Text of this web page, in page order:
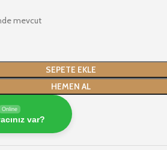
mevcut
SEPETE EKLE
HEMEN AL
Online
var?